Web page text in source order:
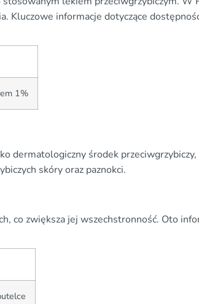
Kluczowe informacje dotyczące
1%
dermatologiczny środek przeciwgrzybiczy,
skóry oraz paznokci.
co zwiększa jej wszechstronność. Oto